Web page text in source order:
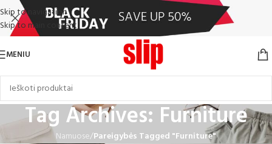
Skip to navigation
Skip to main content
MENIU
Tag Archives: Furniture
Namuose/Pareigybės Tagged "Furniture"